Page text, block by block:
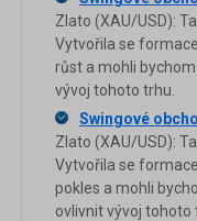
Zlato (XAU/USD):
Vytvořila se
růst a mohli
vývoj tohoto trhu.
Swingové
Zlato (XAU/USD):
Vytvořila se
pokles a mohli
ovlivnit vývoj tohoto